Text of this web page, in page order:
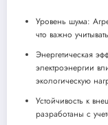
Уровень шума:
что важно
Энергетическая
электроэнергии
экологическую
Устойчивость к
разработаны с